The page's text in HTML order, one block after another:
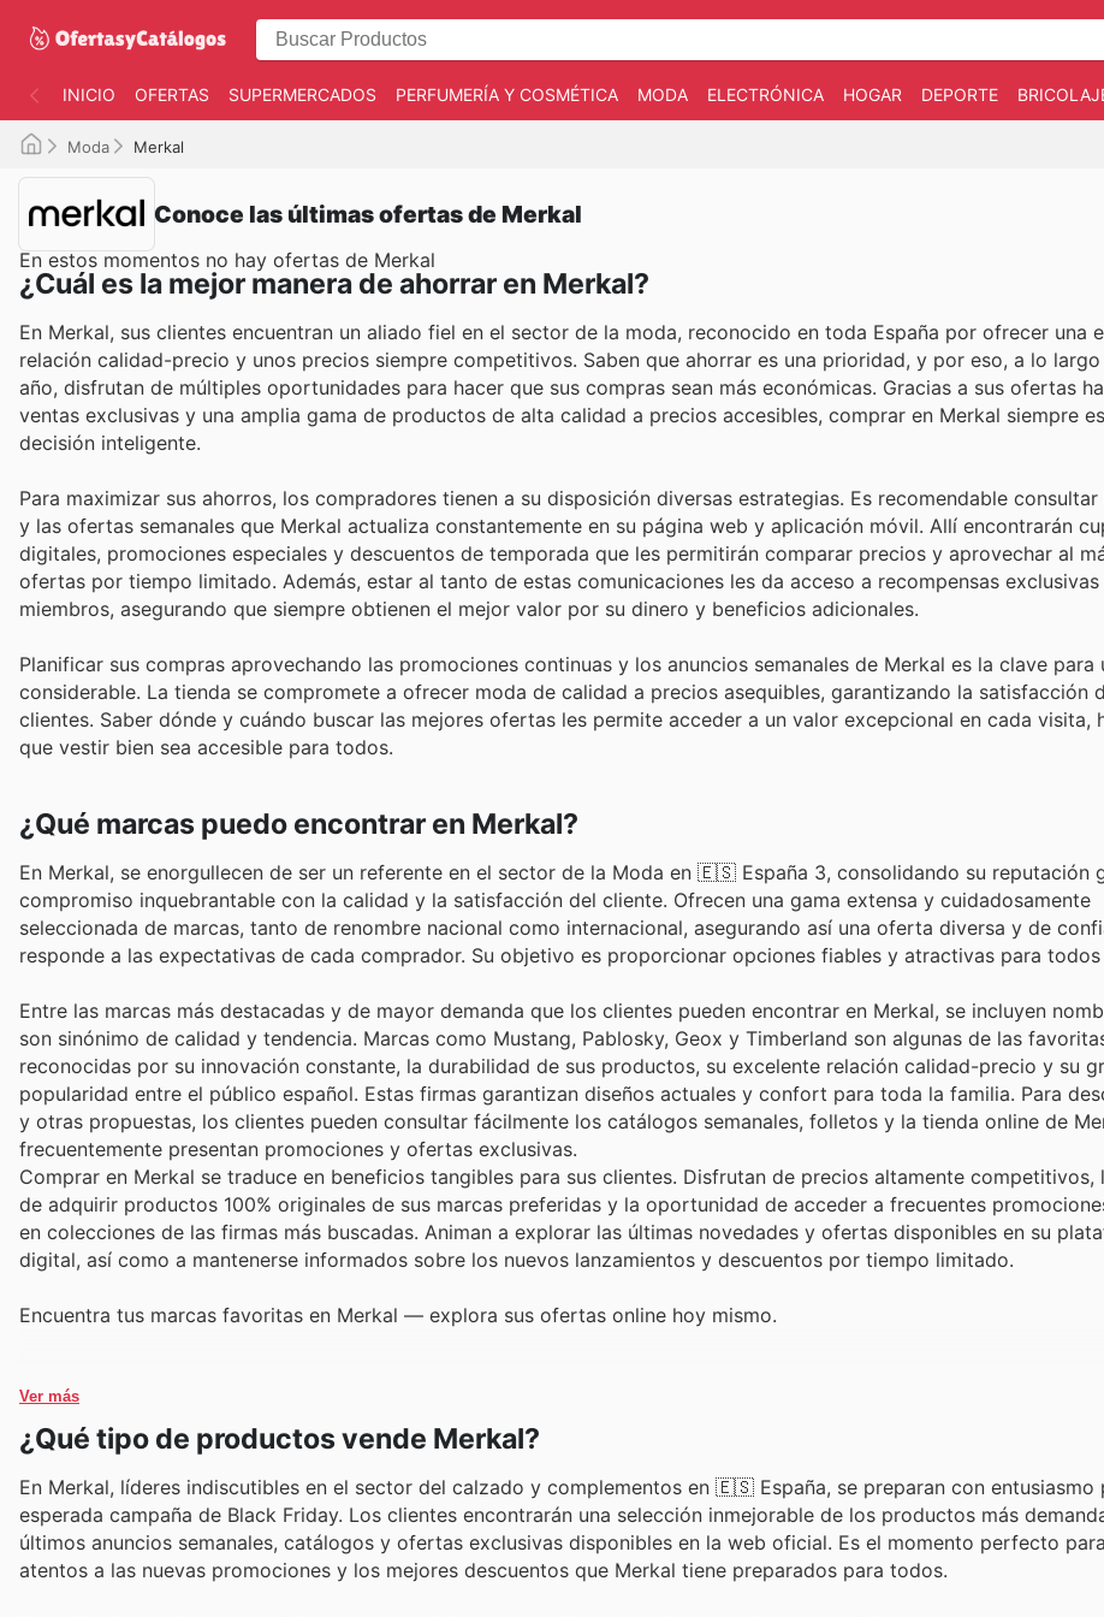
INICIO OFERTAS SUPERMERCADOS PERFUMERÍA Y COSMÉTICA MODA ELECTRÓNICA HOGAR DEPORTE
Moda Merkal
Conoce las últimas ofertas de Merkal
En estos momentos no hay ofertas de Merkal
¿Cuál es la mejor manera de ahorrar en Merkal?
En Merkal, sus clientes encuentran un aliado fiel en el sector de la moda, reconocido en toda España por ofrecer una
relación calidad-precio y unos precios siempre competitivos. Saben que ahorrar es una prioridad, y por eso, a lo
año, disfrutan de múltiples oportunidades para hacer que sus compras sean más económicas. Gracias a sus ofertas
ventas exclusivas y una amplia gama de productos de alta calidad a precios accesibles, comprar en Merkal siempre
decisión inteligente.
Para maximizar sus ahorros, los compradores tienen a su disposición diversas estrategias. Es recomendable
y las ofertas semanales que Merkal actualiza constantemente en su página web y aplicación móvil. Allí encontrarán
digitales, promociones especiales y descuentos de temporada que les permitirán comparar precios y aprovechar al
ofertas por tiempo limitado. Además, estar al tanto de estas comunicaciones les da acceso a recompensas exclusivas
miembros, asegurando que siempre obtienen el mejor valor por su dinero y beneficios adicionales.
Planificar sus compras aprovechando las promociones continuas y los anuncios semanales de Merkal es la clave para
considerable. La tienda se compromete a ofrecer moda de calidad a precios asequibles, garantizando la satisfacción
clientes. Saber dónde y cuándo buscar las mejores ofertas les permite acceder a un valor excepcional en cada visita,
que vestir bien sea accesible para todos.
¿Qué marcas puedo encontrar en Merkal?
En Merkal, se enorgullecen de ser un referente en el sector de la Moda en 🇪🇸 España 3, consolidando su reputación
compromiso inquebrantable con la calidad y la satisfacción del cliente. Ofrecen una gama extensa y cuidadosamente
seleccionada de marcas, tanto de renombre nacional como internacional, asegurando así una oferta diversa y de
responde a las expectativas de cada comprador. Su objetivo es proporcionar opciones fiables y atractivas para
Entre las marcas más destacadas y de mayor demanda que los clientes pueden encontrar en Merkal, se incluyen
son sinónimo de calidad y tendencia. Marcas como Mustang, Pablosky, Geox y Timberland son algunas de las
reconocidas por su innovación constante, la durabilidad de sus productos, su excelente relación calidad-precio y su
popularidad entre el público español. Estas firmas garantizan diseños actuales y confort para toda la familia. Para
y otras propuestas, los clientes pueden consultar fácilmente los catálogos semanales, folletos y la tienda online de
frecuentemente presentan promociones y ofertas exclusivas.
Comprar en Merkal se traduce en beneficios tangibles para sus clientes. Disfrutan de precios altamente competitivos,
de adquirir productos 100% originales de sus marcas preferidas y la oportunidad de acceder a frecuentes
en colecciones de las firmas más buscadas. Animan a explorar las últimas novedades y ofertas disponibles en su
digital, así como a mantenerse informados sobre los nuevos lanzamientos y descuentos por tiempo limitado.
Encuentra tus marcas favoritas en Merkal — explora sus ofertas online hoy mismo.
Ver más
¿Qué tipo de productos vende Merkal?
En Merkal, líderes indiscutibles en el sector del calzado y complementos en 🇪🇸 España, se preparan con entusiasmo
esperada campaña de Black Friday. Los clientes encontrarán una selección inmejorable de los productos más
últimos anuncios semanales, catálogos y ofertas exclusivas disponibles en la web oficial. Es el momento perfecto
atentos a las nuevas promociones y los mejores descuentos que Merkal tiene preparados para todos.